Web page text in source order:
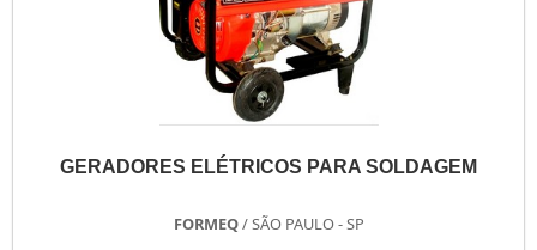
GERADORES ELÉTRICOS PARA SOLDAGEM
FORMEQ/ SÃO PAULO - SP